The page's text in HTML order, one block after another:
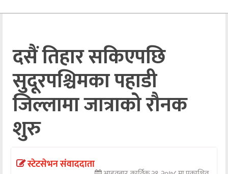
अन्तराष्ट्रिय
अन्तर्वार्ता
अर्थ
खेलकुद
मनोरञ्जन
दसैं तिहार सकिएपछि
सुदूरपश्चिमका पहाडी
जिल्लामा जात्राको रौनक
शुरु
स्टेटसेभन संवाददाता